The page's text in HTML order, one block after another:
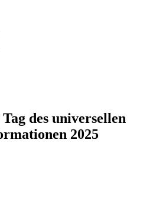
des universellen
2025